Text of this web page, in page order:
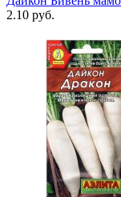
2.10 руб.